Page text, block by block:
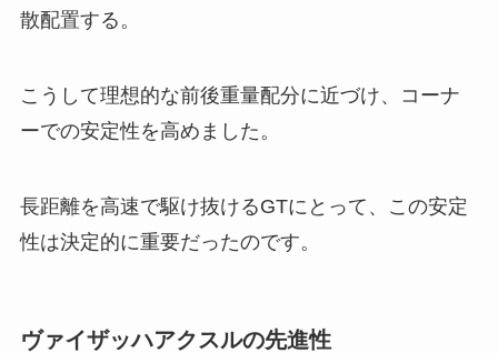
散配置する。
こうして理想的な前後重量配分に近づけ、コーナ
ーでの安定性を高めました。
長距離を高速で駆け抜けるGTにとって、この安定
性は決定的に重要だったのです。
ヴァイザッハアクスルの先進性